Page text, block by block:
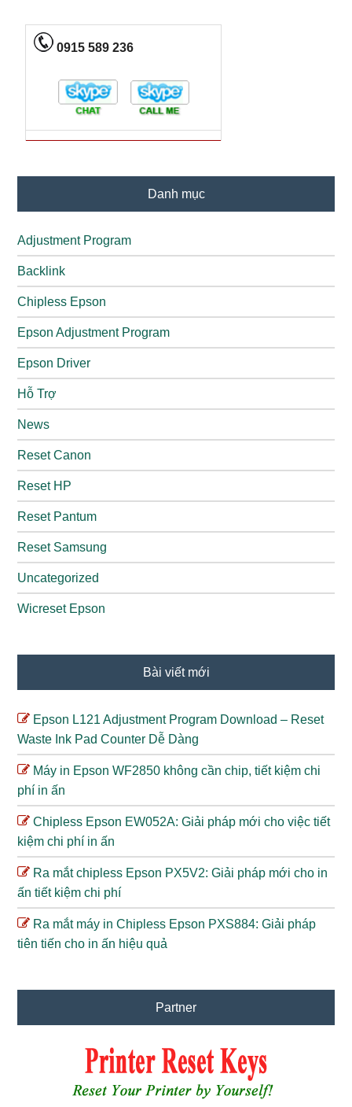
0915 589 236
Danh mục
Adjustment Program
Backlink
Chipless Epson
Epson Adjustment Program
Epson Driver
Hỗ Trợ
News
Reset Canon
Reset HP
Reset Pantum
Reset Samsung
Uncategorized
Wicreset Epson
Bài viết mới
Epson L121 Adjustment Program Download – Reset
Waste Ink Pad Counter Dễ Dàng
Máy in Epson WF2850 không cần chip, tiết kiệm chi
phí in ấn
Chipless Epson EW052A: Giải pháp mới cho việc tiết
kiệm chi phí in ấn
Ra mắt chipless Epson PX5V2: Giải pháp mới cho in
ấn tiết kiệm chi phí
Ra mắt máy in Chipless Epson PXS884: Giải pháp
tiên tiến cho in ấn hiệu quả
Partner